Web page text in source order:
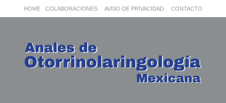
HOME COLABORACIONES AVISO DE PRIVACIDAD CONTACTO